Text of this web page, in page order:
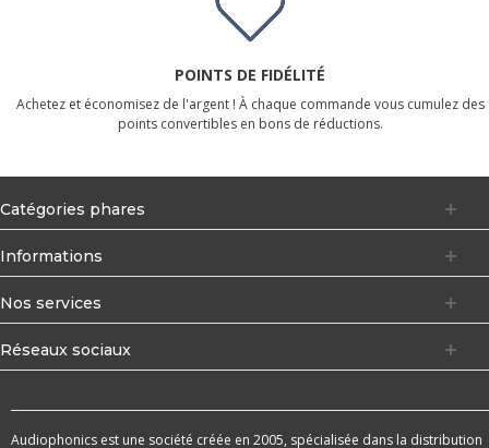
POINTS DE FIDÉLITÉ
Achetez et économisez de l'argent ! À chaque commande vous cumulez des
points convertibles en bons de réductions.
Catégories phares
Informations
Nos services
Réseaux sociaux
Audiophonics est une société créée en 2005, spécialisée dans la distribution